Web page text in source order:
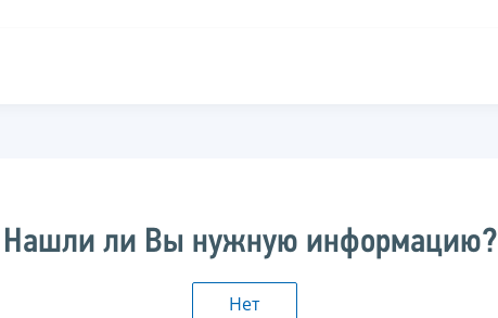
Нашли ли Вы нужную информацию?
Нет